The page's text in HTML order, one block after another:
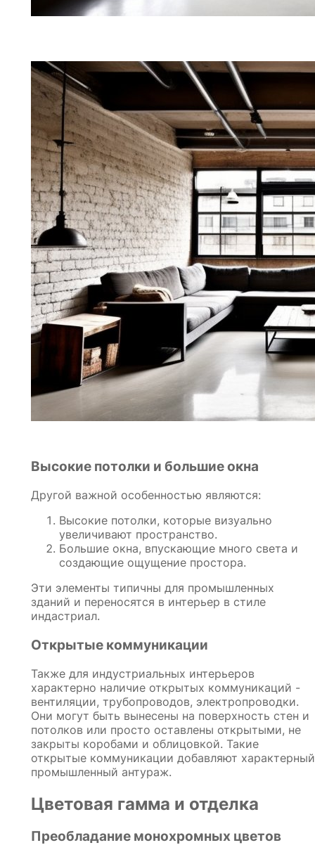
Высокие потолки и большие окна
Другой важной особенностью являются:
Высокие потолки, которые визуально
увеличивают пространство.
Большие окна, впускающие много света и
создающие ощущение простора.
Эти элементы типичны для промышленных
зданий и переносятся в интерьер в стиле
индастриал.
Открытые коммуникации
Также для индустриальных интерьеров
характерно наличие открытых коммуникаций -
вентиляции, трубопроводов, электропроводки.
Они могут быть вынесены на поверхность стен и
потолков или просто оставлены открытыми, не
закрыты коробами и облицовкой. Такие
открытые коммуникации добавляют характерный
промышленный антураж.
Цветовая гамма и отделка
Преобладание монохромных цветов